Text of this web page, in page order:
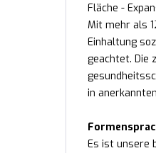
Fläche -
Mit mehr als
Einhaltung
geachtet. Die
in
Es ist unsere